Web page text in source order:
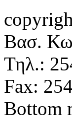
Βασ.
Τηλ.:
Fax:
Bottom